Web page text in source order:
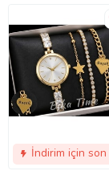
İndirim için son